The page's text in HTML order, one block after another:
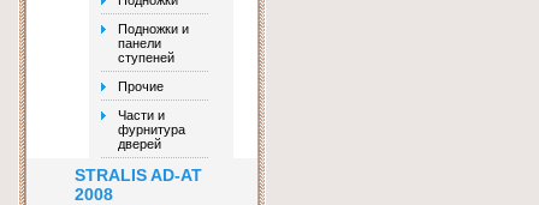
Подножки и
панели
ступеней
Прочие
Части и
фурнитура
дверей
STRALIS AD-AT
2008